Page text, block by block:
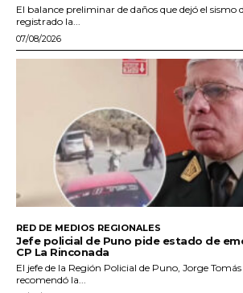
El balance preliminar de daños que dejó el sismo
registrado la...
07/08/2026
RED DE MEDIOS REGIONALES
Jefe policial de Puno pide estado de
CP La Rinconada
El jefe de la Región Policial de Puno, Jorge
recomendó la...